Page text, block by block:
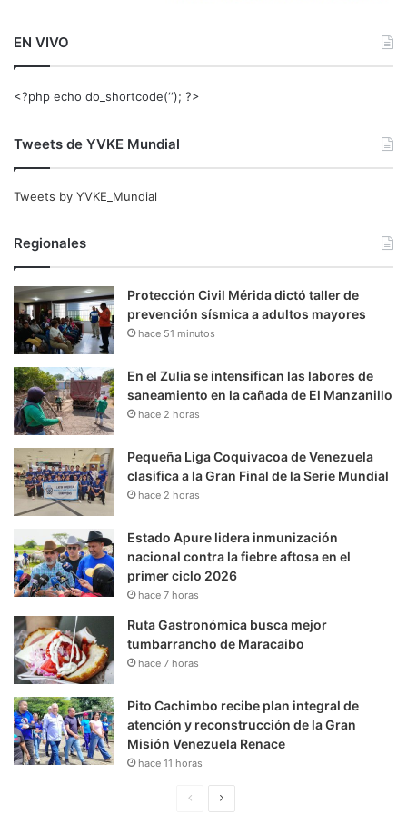
EN VIVO
<?php echo do_shortcode(‘‘); ?>
Tweets de YVKE Mundial
Tweets by YVKE_Mundial
Regionales
Protección Civil Mérida dictó taller de
prevención sísmica a adultos mayores
hace 51 minutos
En el Zulia se intensifican las labores de
saneamiento en la cañada de El Manzanillo
hace 2 horas
Pequeña Liga Coquivacoa de Venezuela
clasifica a la Gran Final de la Serie Mundial
hace 2 horas
Estado Apure lidera inmunización
nacional contra la fiebre aftosa en el
primer ciclo 2026
hace 7 horas
Ruta Gastronómica busca mejor
tumbarrancho de Maracaibo
hace 7 horas
Pito Cachimbo recibe plan integral de
atención y reconstrucción de la Gran
Misión Venezuela Renace
hace 11 horas